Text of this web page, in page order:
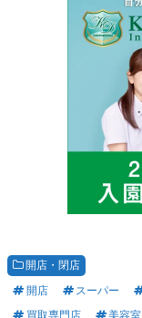
開店・閉店
開店
スーパー
買取専門店
美容室